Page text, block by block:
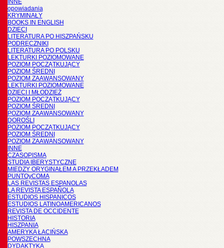
INNE
opowiadania
KRYMINAŁY
BOOKS IN ENGLISH
DZIECI
LITERATURA PO HISZPAŃSKU
PODRĘCZNIKI
LITERATURA PO POLSKU
LEKTURKI POZIOMOWANE
POZIOM POCZĄTKUJĄCY
POZIOM ŚREDNI
POZIOM ZAAWANSOWANY
LEKTURKI POZIOMOWANE
DZIECI I MŁODZIEŻ
POZIOM POCZĄTKUJĄCY
POZIOM ŚREDNI
POZIOM ZAAWANSOWANY
DOROŚLI
POZIOM POCZĄTKUJĄCY
POZIOM ŚREDNI
POZIOM ZAAWANSOWANY
INNE
CZASOPISMA
STUDIA IBERYSTYCZNE
MIĘDZY ORYGINAŁEM A PRZEKŁADEM
PUNTOyCOMA
LAS REVISTAS ESPANOLAS
LA REVISTA ESPAÑOLA
ESTUDIOS HISPANICOS
ESTUDIOS LATINOAMERICANOS
REVISTA DE OCCIDENTE
HISTORIA
HISZPANIA
AMERYKA ŁACIŃSKA
POWSZECHNA
DYDAKTYKA